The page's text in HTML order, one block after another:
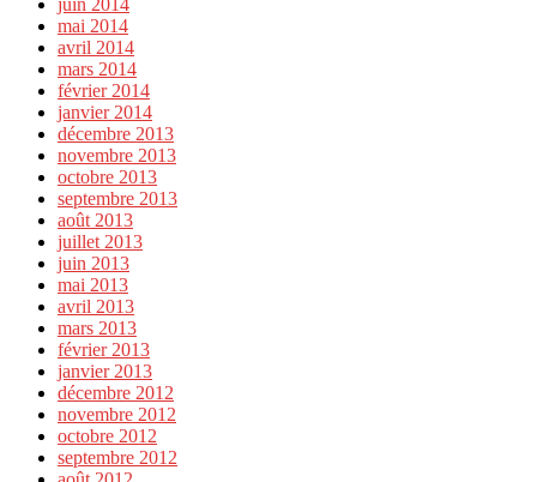
juin 2014
mai 2014
avril 2014
mars 2014
février 2014
janvier 2014
décembre 2013
novembre 2013
octobre 2013
septembre 2013
août 2013
juillet 2013
juin 2013
mai 2013
avril 2013
mars 2013
février 2013
janvier 2013
décembre 2012
novembre 2012
octobre 2012
septembre 2012